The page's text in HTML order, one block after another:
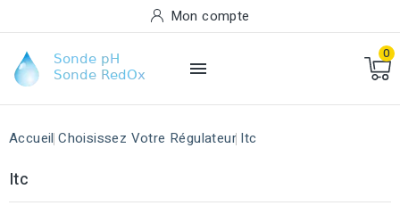
Mon compte

0
Accueil Choisissez Votre Régulateur Itc
Itc